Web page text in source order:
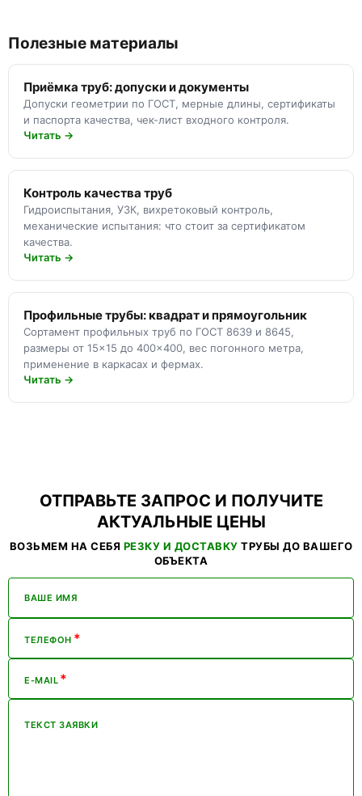
Полезные материалы
Приёмка труб: допуски и документы
Допуски геометрии по ГОСТ, мерные длины, сертификаты
и паспорта качества, чек-лист входного контроля.
Читать →
Контроль качества труб
Гидроиспытания, УЗК, вихретоковый контроль,
механические испытания: что стоит за сертификатом
качества.
Читать →
Профильные трубы: квадрат и прямоугольник
Сортамент профильных труб по ГОСТ 8639 и 8645,
размеры от 15×15 до 400×400, вес погонного метра,
применение в каркасах и фермах.
Читать →
ОТПРАВЬТЕ ЗАПРОС И ПОЛУЧИТЕ
АКТУАЛЬНЫЕ ЦЕНЫ
ВОЗЬМЕМ НА СЕБЯ РЕЗКУ И ДОСТАВКУ ТРУБЫ ДО ВАШЕГО
ОБЪЕКТА
ВАШЕ ИМЯ
ТЕЛЕФОН *
E-MAIL *
ТЕКСТ ЗАЯВКИ